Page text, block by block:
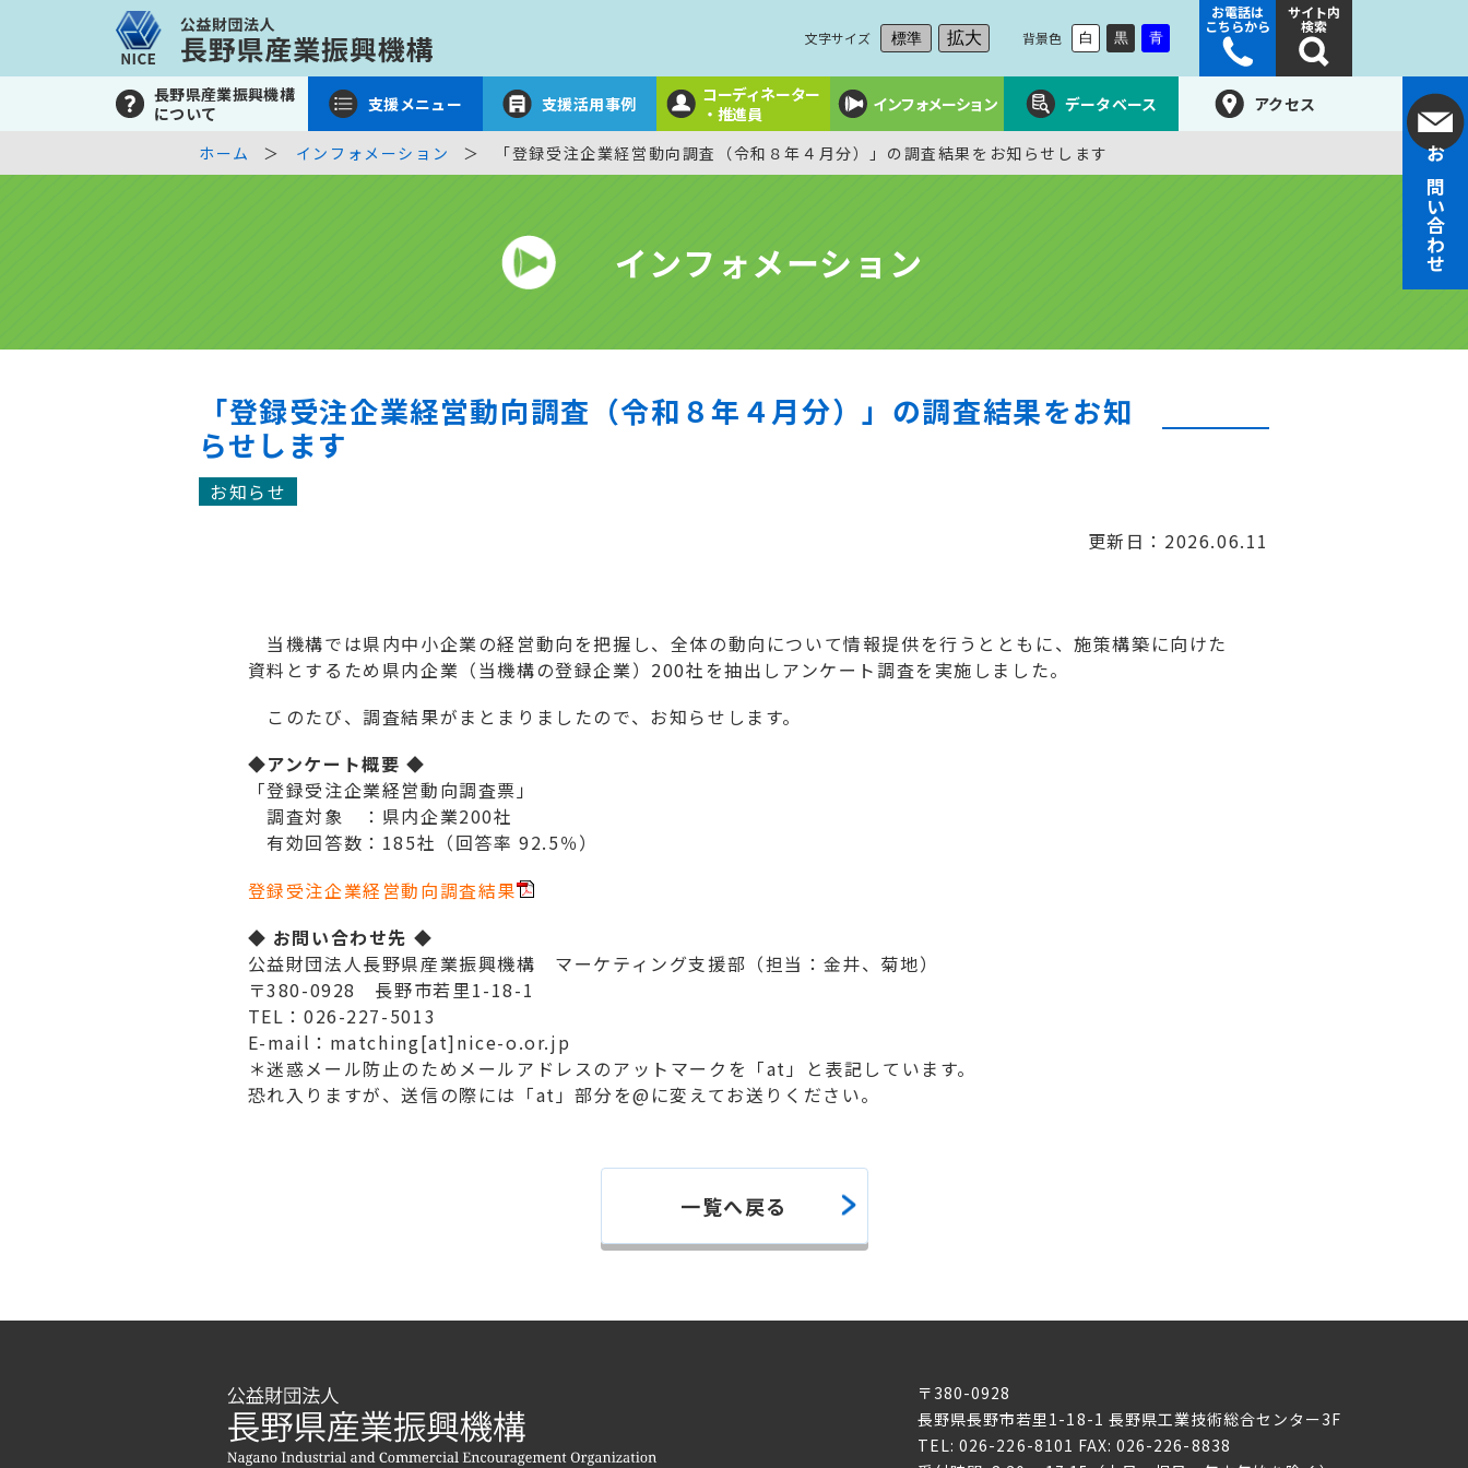
文字サイズ 標準 拡大 背景色 白 黒 青
お電話は
こちらから
サイト内
検索
長野県産業振興機構
について
支援メニュー 支援活用事例
コーディネーター
・推進員
インフォメーション データベース アクセス
お問い合わせ
ホーム インフォメーション 「登録受注企業経営動向調査（令和８年４月分）」の調査結果をお知らせします
インフォメーション
「登録受注企業経営動向調査（令和８年４月分）」の調査結果をお知
らせします
お知らせ
更新日：2026.06.11
当機構では県内中小企業の経営動向を把握し、全体の動向について情報提供を行うとともに、施策構築に向けた
資料とするため県内企業（当機構の登録企業）200社を抽出しアンケート調査を実施しました。
このたび、調査結果がまとまりましたので、お知らせします。
◆アンケート概要 ◆
「登録受注企業経営動向調査票」
調査対象 ：県内企業200社
有効回答数：185社（回答率 92.5％）
登録受注企業経営動向調査結果
◆ お問い合わせ先 ◆
公益財団法人長野県産業振興機構 マーケティング支援部（担当：金井、菊地）
〒380-0928 長野市若里1-18-1
TEL：026-227-5013
E-mail：matching[at]nice-o.or.jp
＊迷惑メール防止のためメールアドレスのアットマークを「at」と表記しています。
恐れ入りますが、送信の際には「at」部分を@に変えてお送りください。
一覧へ戻る
〒380-0928
長野県長野市若里1-18-1 長野県工業技術総合センター3F
TEL: 026-226-8101 FAX: 026-226-8838